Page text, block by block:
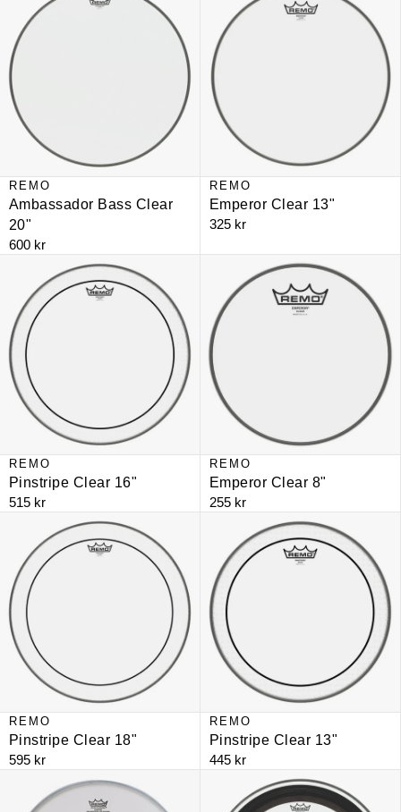
REMO
Ambassador Bass Clear
20"
600 kr
REMO
Emperor Clear 13"
325 kr
Pinstripe Clear 16"
REMO
Pinstripe Clear 16"
515 kr
Emperor Clear 8"
REMO
Emperor Clear 8"
255 kr
Pinstripe Clear 18"
REMO
Pinstripe Clear 18"
595 kr
Pinstripe Clear 13"
REMO
Pinstripe Clear 13"
445 kr
Controlled Sound Coated
Emperor SMT Clear 22"